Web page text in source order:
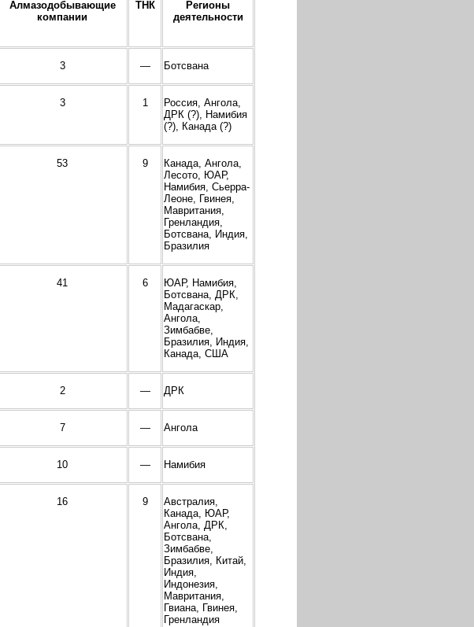
Алмазодобывающие
компании
ТНК
Регионы
деятельности
3 — Ботсвана
3 1
Россия, Ангола,
ДРК (?), Намибия
(?), Канада (?)
53 9
Канада, Ангола,
Лесото, ЮАР,
Намибия, Сьерра-
Леоне, Гвинея,
Мавритания,
Гренландия,
Ботсвана, Индия,
Бразилия
41 6
ЮАР, Намибия,
Ботсвана, ДРК,
Мадагаскар,
Ангола,
Зимбабве,
Бразилия, Индия,
Канада, США
2 — ДРК
7 — Ангола
10 — Намибия
16 9
Австралия,
Канада, ЮАР,
Ангола, ДРК,
Ботсвана,
Зимбабве,
Бразилия, Китай,
Индия,
Индонезия,
Мавритания,
Гвиана, Гвинея,
Гренландия